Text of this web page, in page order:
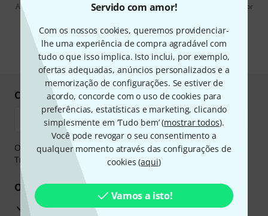
Servido com amor!
Com os nossos cookies, queremos providenciar-
lhe uma experiência de compra agradável com
tudo o que isso implica. Isto inclui, por exemplo,
ofertas adequadas, anúncios personalizados e a
memorização de configurações. Se estiver de
acordo, concorde com o uso de cookies para
preferências, estatísticas e marketing, clicando
simplesmente em ‘Tudo bem’ (mostrar todos).
Você pode revogar o seu consentimento a
qualquer momento através das configurações de
cookies (aqui)
Vamos a isto!
Ao clicar em "Inscreva-se agora", concordo em receber publicidade por
e-mail. Posso cancelar a assinatura a qualquer momento. Você pode
encontrar mais informações sobre a newsletter na nossa
diretriz de
proteção de dados.
* Requeridos
Compre e pague em segurança
O pagamento pode ser feito de forma segura através de
Transferência bancária, PayPal ou Cartão de crédito.
Os seus benefícios
Garantia Thomann de 3 anos